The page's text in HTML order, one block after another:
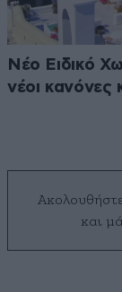
Νέο Ειδικό
νέοι κανόνες
και